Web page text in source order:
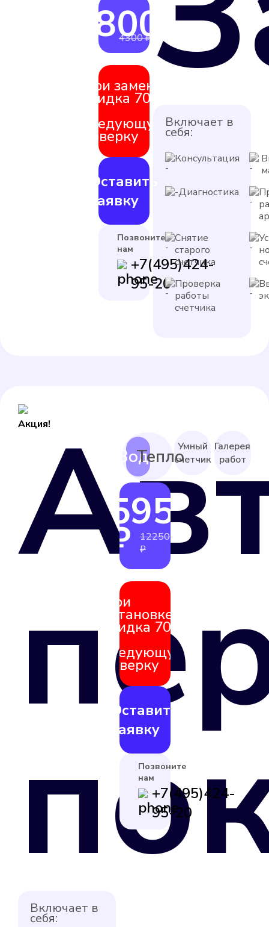
Включает в
себя:
Консультация
Диагностика
Снятие
старого
счетчика
Проверка
работы
счетчика
3800 ₽
4300 ₽
При замене
скидка 70%
следующую
поверку
Оставить
заявку
Позвоните
нам
+7(495)424-
95-20
Акция!
Включает в
себя:
5950
₽
12250
₽
При
установке
скидка 70%
следующую
поверку
Оставить
заявку
Позвоните
нам
+7(495)424-
95-20
Умный
счетчик
Галерея
работ